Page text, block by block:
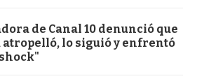
de Canal 10 denunció que
atropelló, lo siguió y enfrentó